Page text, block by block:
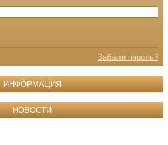
Забыли пароль?
ИНФОРМАЦИЯ
НОВОСТИ